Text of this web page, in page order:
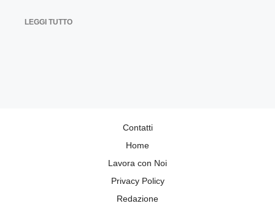
LEGGI TUTTO
Contatti
Home
Lavora con Noi
Privacy Policy
Redazione